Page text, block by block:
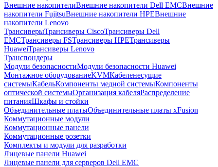
Внешние накопителиВнешние накопители Dell EMCВнешние
накопители FujitsuВнешние накопители HPEВнешние
накопители Lenovo
ТрансиверыТрансиверы CiscoТрансиверы Dell
EMCТрансиверы FSТрансиверы HPEТрансиверы
HuaweiТрансиверы Lenovo
Транспондеры
Модули безопасностиМодули безопасности Huawei
Монтажное оборудованиеKVMКабеленесущие
системыКабельКомпоненты медной системыКомпоненты
оптической системыОрганизация кабеляРаспределение
питанияШкафы и стойки
Объединительные платыОбъединительные платы xFusion
Коммутационные модули
Коммутационные панели
Коммутационные розетки
Комплекты и модули для разработки
Лицевые панели Huawei
Лицевые панели для серверов Dell EMC